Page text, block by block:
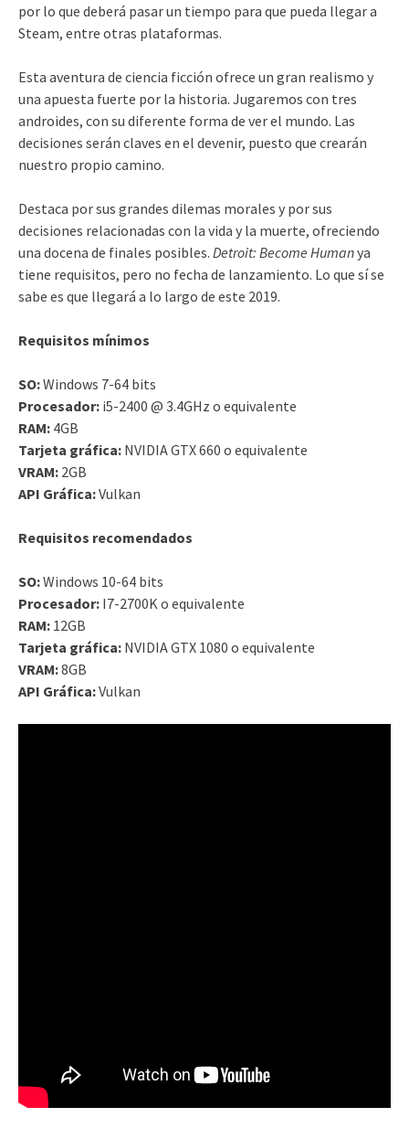
por lo que deberá pasar un tiempo para que pueda llegar a
Steam, entre otras plataformas.
Esta aventura de ciencia ficción ofrece un gran realismo y
una apuesta fuerte por la historia. Jugaremos con tres
androides, con su diferente forma de ver el mundo. Las
decisiones serán claves en el devenir, puesto que crearán
nuestro propio camino.
Destaca por sus grandes dilemas morales y por sus
decisiones relacionadas con la vida y la muerte, ofreciendo
una docena de finales posibles. Detroit: Become Humanya
tiene requisitos, pero no fecha de lanzamiento. Lo que sí se
sabe es que llegará a lo largo de este 2019.
Requisitos mínimos
SO:Windows 7-64 bits
Procesador: i5-2400 @ 3.4GHz o equivalente
RAM: 4GB
Tarjeta gráfica: NVIDIA GTX 660 o equivalente
VRAM: 2GB
API Gráfica:Vulkan
Requisitos recomendados
SO:Windows 10-64 bits
Procesador: I7-2700K o equivalente
RAM: 12GB
Tarjeta gráfica: NVIDIA GTX 1080 o equivalente
VRAM:8GB
API Gráfica:Vulkan